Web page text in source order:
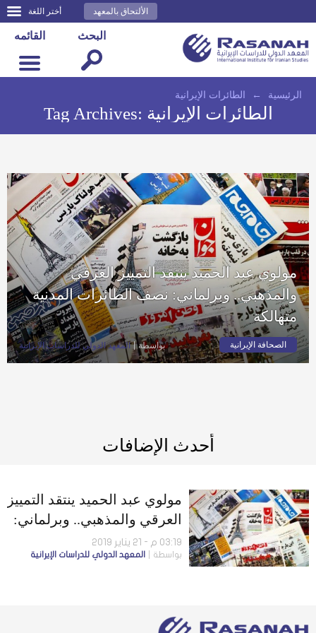
أختر اللغة الألتحاق بالمعهد
القائمه البحث
الرئيسية ← الطائرات الإيرانية
Tag Archives: الطائرات الإيرانية
مولوي عبد الحميد ينتقد التمييز العرقي
والمذهبي.. وبرلماني: نصف الطائرات المدنية
متهالكة
الصحافة الإيرانية بواسطة المعهد الدولي للدراسات الإيرانية
أحدث الإضافات
مولوي عبد الحميد ينتقد التمييز
العرقي والمذهبي.. وبرلماني:
نصف الطائرات المدنية
متهالكة
03:19 م - 21 يناير 2019
بواسطة المعهد الدولي للدراسات الإيرانية